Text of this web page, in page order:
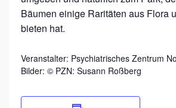
Bäumen einige Raritäten aus Flora
bieten hat.
Veranstalter: Psychiatrisches Zentrum
Bilder: © PZN: Susann Roßberg